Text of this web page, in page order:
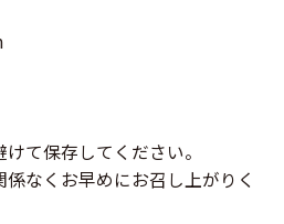
て保存してください。
なくお早めにお召し上がりく